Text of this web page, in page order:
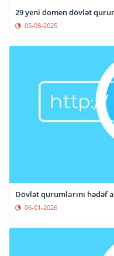
29 yeni domen dövlət
05-08-2025
Dövlət qurumlarını hədəf
06-01-2026